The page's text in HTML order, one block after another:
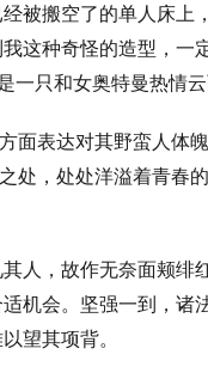
被搬空了的单人床上
这种奇怪的造型，一
只和女奥特曼热情云
面表达对其野蛮人体
处，处处洋溢着青春
人，故作无奈面颊绯
机会。坚强一到，诸
望其项背。